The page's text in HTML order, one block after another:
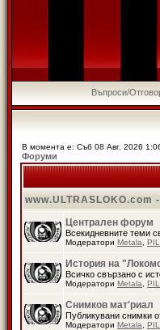
Въпроси/
В момента е: Съб 08 Авг, 2026
Форуми
Централен форум
Всекидневните теми
Модератори Metala
История на
Всичко свързано с
Модератори Metala
Снимков мат'риал
Публикувани снимки
Модератори Metala